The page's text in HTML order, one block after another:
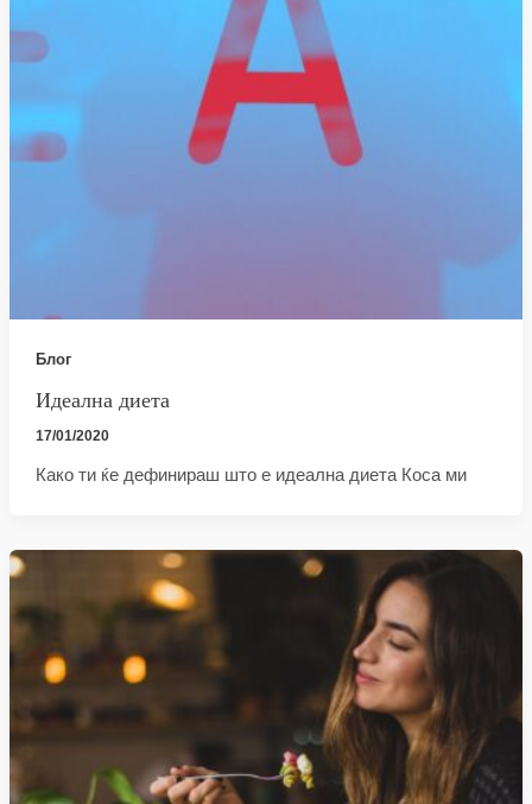
Блог
Идеална диета
17/01/2020
Како ти ќе дефинираш што е идеална диета Коса ми